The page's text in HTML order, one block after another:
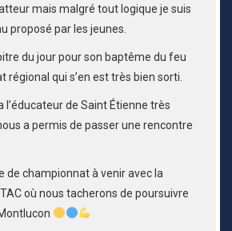
mais malgré tout logique je suis
proposé par les jeunes.
du jour pour son baptême du feu
régional qui s’en est très bien sorti.
l’éducateur de Saint Étienne très
a permis de passer une rencontre
de championnat à venir avec la
où nous tacherons de poursuivre